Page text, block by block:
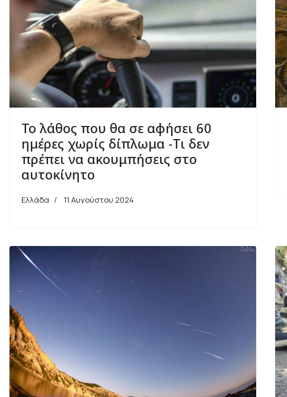
Το λάθος που θα σε αφήσει 60
ημέρες χωρίς δίπλωμα -Τι δεν
πρέπει να ακουμπήσεις στο
αυτοκίνητο
Ελλάδα 11 Αυγούστου 2024